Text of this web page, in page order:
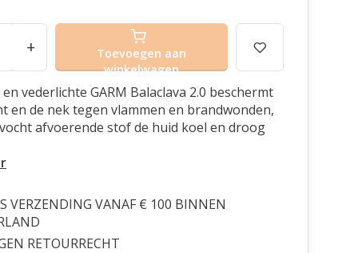
+
Toevoegen aan
winkelwagen
vederlichte GARM Balaclava 2.0 beschermt
en de nek tegen vlammen en brandwonden,
afvoerende stof de huid koel en droog
VERZENDING VANAF € 100 BINNEN
RETOURRECHT